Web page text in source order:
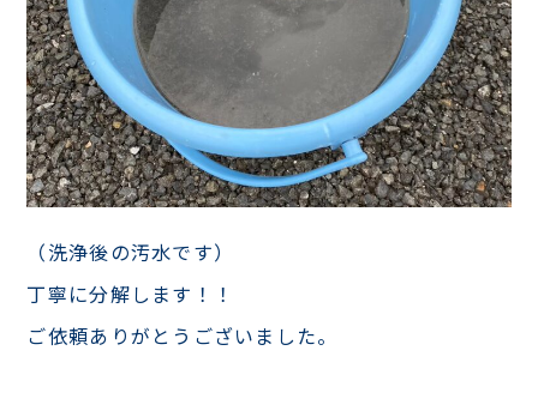
（洗浄後の汚水です）
丁寧に分解します！！
ご依頼ありがとうございました。